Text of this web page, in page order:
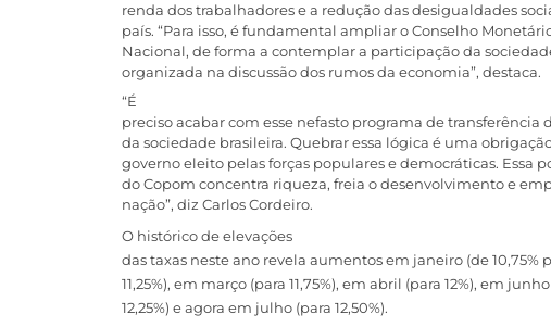
renda dos trabalhadores e a redução das desigualdades
país. “Para isso, é fundamental ampliar o Conselho
Nacional, de forma a contemplar a participação da
organizada na discussão dos rumos da economia”, destaca.
“É
preciso acabar com esse nefasto programa de transferência
da sociedade brasileira. Quebrar essa lógica é uma
governo eleito pelas forças populares e democráticas. Essa
do Copom concentra riqueza, freia o desenvolvimento e
nação”, diz Carlos Cordeiro.
O histórico de elevações
das taxas neste ano revela aumentos em janeiro (de 10,75%
11,25%), em março (para 11,75%), em abril (para 12%), em
12,25%) e agora em julho (para 12,50%).